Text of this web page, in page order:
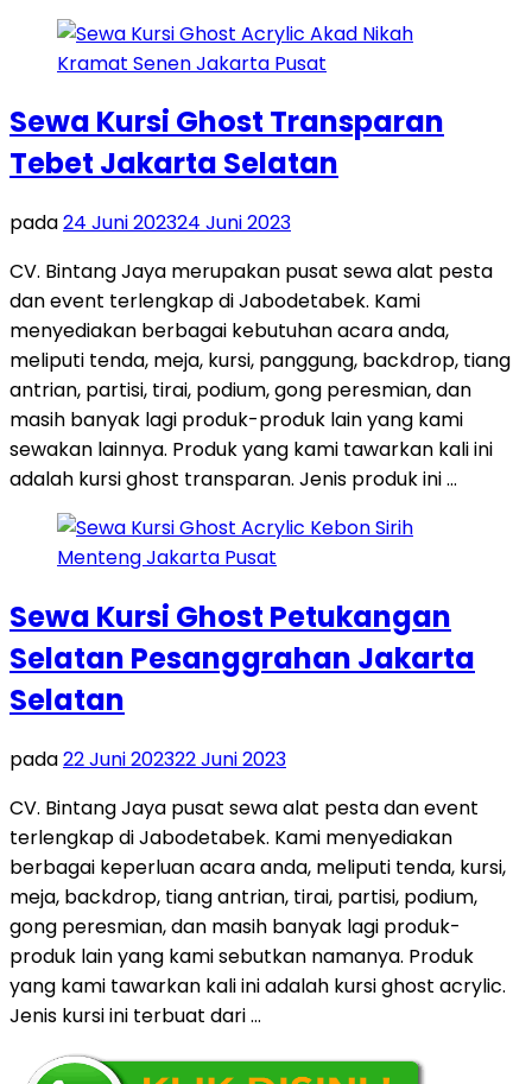
Sewa Kursi Ghost Transparan
Tebet Jakarta Selatan
pada24 Juni 202324 Juni 2023
CV. Bintang Jaya merupakan pusat sewa alat pesta
dan event terlengkap di Jabodetabek. Kami
menyediakan berbagai kebutuhan acara anda,
meliputi tenda, meja, kursi, panggung, backdrop, tiang
antrian, partisi, tirai, podium, gong peresmian, dan
masih banyak lagi produk-produk lain yang kami
sewakan lainnya. Produk yang kami tawarkan kali ini
adalah kursi ghost transparan. Jenis produk ini …
Sewa Kursi Ghost Petukangan
Selatan Pesanggrahan Jakarta
Selatan
pada22 Juni 202322 Juni 2023
CV. Bintang Jaya pusat sewa alat pesta dan event
terlengkap di Jabodetabek. Kami menyediakan
berbagai keperluan acara anda, meliputi tenda, kursi,
meja, backdrop, tiang antrian, tirai, partisi, podium,
gong peresmian, dan masih banyak lagi produk-
produk lain yang kami sebutkan namanya. Produk
yang kami tawarkan kali ini adalah kursi ghost acrylic.
Jenis kursi ini terbuat dari …